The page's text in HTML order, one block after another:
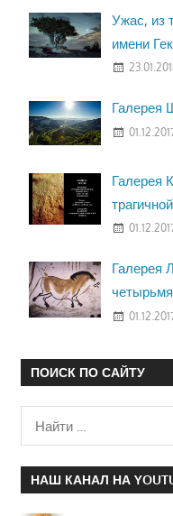
Ужас, из
имени
Галерея
Галерея
Галерея
ПОИСК ПО САЙТУ
НАШ КАНАЛ НА